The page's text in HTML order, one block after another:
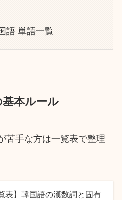
語 単語一覧
本ルール
苦手な方は一覧表で整理
表】韓国語の漢数詞と固有